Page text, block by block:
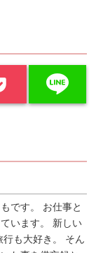
line
です。 お仕事と
います。 新しい
も大好き。 そん